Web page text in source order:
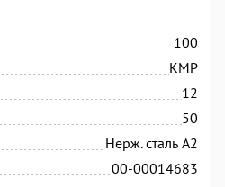
100
KMP
12
50
Нерж. сталь А2
00-00014683